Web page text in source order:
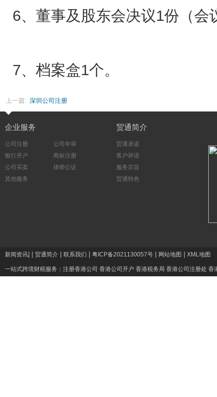
6、董事及股东会决议1份（会
7、档案盒1个。
上一篇: 深圳公司注册
企业服务
公司注册
公司年审
银行开户
商标注册
公司买卖
律师公证
其他服务
贸通简介
贸通承诺
客户评语
服务宗旨
贸通特色
新闻资讯 贸通简介 联系我们 粤ICP备2021130057号 网站地图 XML地图
一站式跨境财税服务： 注册香港公司 香港公司开户 香港税务局 香港公司注册处 香